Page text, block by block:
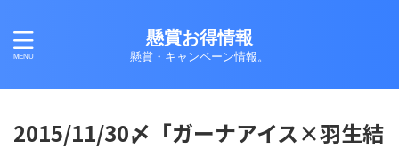
懸賞お得情報
懸賞・キャンペーン情報。
2015/11/30〆「ガーナアイス×羽生結